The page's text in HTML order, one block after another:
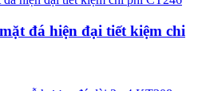
đá hiện đại tiết kiệm chi